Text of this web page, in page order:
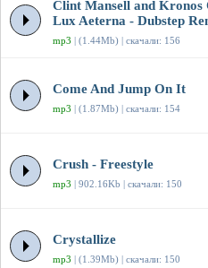
Clint Mansell and
Lux Aeterna - Dubstep
mp3 | (1.44Mb) | скачали: 156
Come And Jump On It
mp3 | (1.87Mb) | скачали: 154
Crush - Freestyle
mp3 | 902.16Kb | скачали: 150
Crystallize
mp3 | (1.39Mb) | скачали: 150